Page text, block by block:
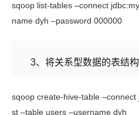
sqoop list-tables –connect
name dyh –password 000000
3、将关系型数据的表结
sqoop create-hive-table
st –table users –username dyh